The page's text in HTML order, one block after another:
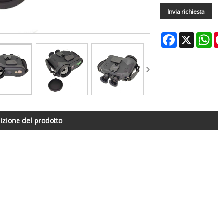
Invia richiesta
Facebook
X
del prodotto